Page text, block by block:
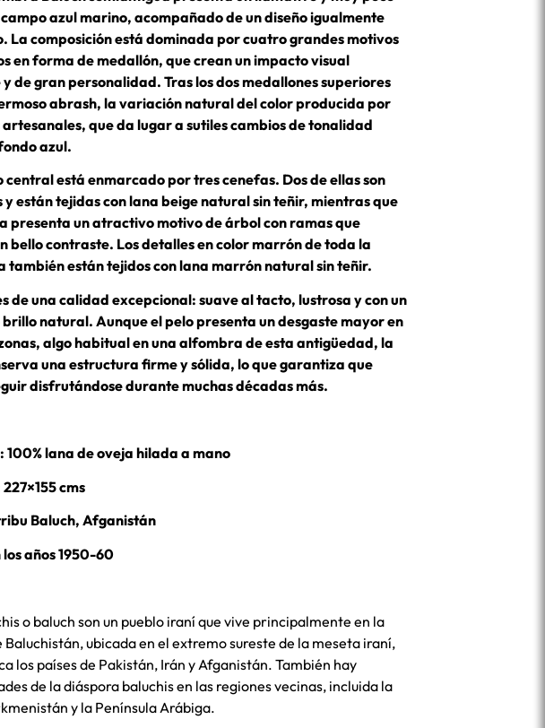
azul marino, acompañado de un diseño igualmente
La composición está dominada por cuatro grandes motivos
en forma de medallón, que crean un impacto visual
de gran personalidad. Tras los dos medallones superiores
abrash, la variación natural del color producida por
artesanales, que da lugar a sutiles cambios de tonalidad
azul.
central está enmarcado por tres cenefas. Dos de ellas son
y están tejidas con lana beige natural sin teñir, mientras que
presenta un atractivo motivo de árbol con ramas que
bello contraste. Los detalles en color marrón de toda la
también están tejidos con lana marrón natural sin teñir.
de una calidad excepcional: suave al tacto, lustrosa y con un
natural. Aunque el pelo presenta un desgaste mayor en
algo habitual en una alfombra de esta antigüedad, la
una estructura firme y sólida, lo que garantiza que
disfrutándose durante muchas décadas más.
lana de oveja hilada a mano
cms
Baluch, Afganistán
los años 1950-60
o baluch son un pueblo iraní que vive principalmente en la
Baluchistán, ubicada en el extremo sureste de la meseta iraní,
los países de Pakistán, Irán y Afganistán. También hay
de la diáspora baluchis en las regiones vecinas, incluida la
y la Península Arábiga.